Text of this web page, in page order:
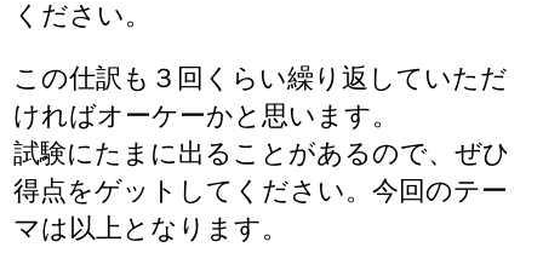
ください。
この仕訳も３回くらい繰り返していただ
ければオーケーかと思います。
試験にたまに出ることがあるので、ぜひ
得点をゲットしてください。今回のテー
マは以上となります。